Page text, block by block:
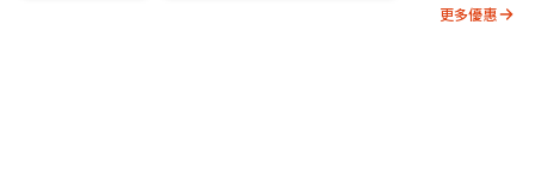
更多優惠